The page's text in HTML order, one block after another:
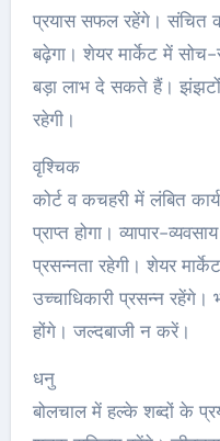
प्रयास सफल रहेंगे। संचित
बढ़ेगा। शेयर मार्केट में
बड़ा लाभ दे सकते हैं। झंझटों
रहेगी।
वृश्चिक
कोर्ट व कचहरी में लंबित
प्राप्त होगा। व्यापार-
प्रसन्नता रहेगी। शेयर
उच्चाधिकारी प्रसन्न रहेंगे।
होंगे। जल्दबाजी न करें।
धनु
बोलचाल में हल्के शब्दों के